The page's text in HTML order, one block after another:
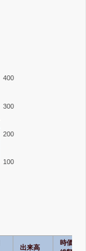
100
200
300
400
出来高
時価